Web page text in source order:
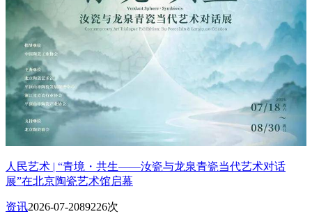
人民艺术 | “青境・共生——汝瓷与龙泉青瓷当代艺术对话
展”在北京陶瓷艺术馆启幕
资讯2026-07-2089226次